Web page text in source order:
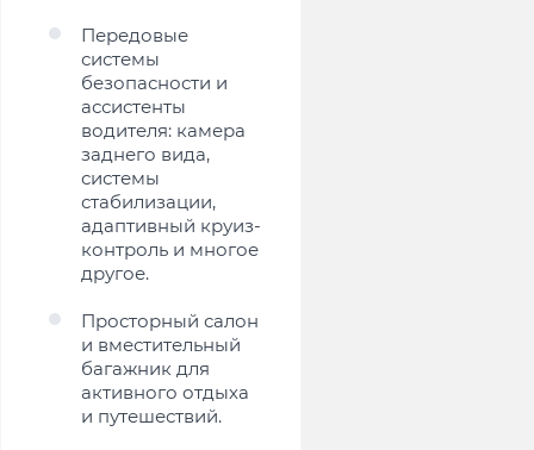
Передовые
системы
безопасности и
ассистенты
водителя: камера
заднего вида,
системы
стабилизации,
адаптивный круиз-
контроль и многое
другое.
Просторный салон
и вместительный
багажник для
активного отдыха
и путешествий.